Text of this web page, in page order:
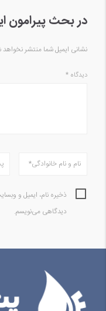
در بحث‌‌ پیرامون
نشانی ایمیل شما منتشر
دیدگاه*
ذخیره نام، ایمیل و
دیدگاهی می‌نویسم.